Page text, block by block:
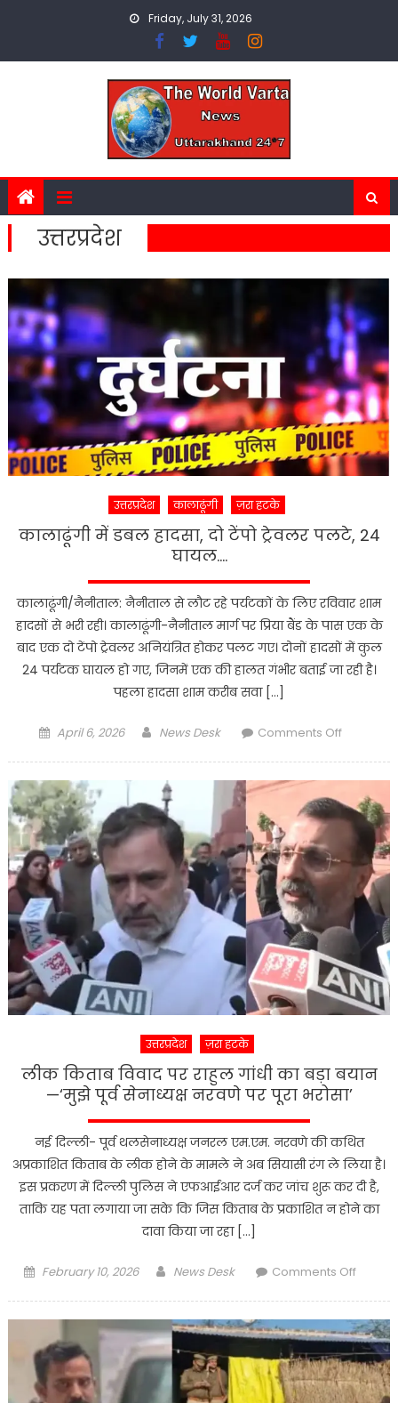
Friday, July 31, 2026
उत्तरप्रदेश
उत्तरप्रदेश कालाढूंगी ज़रा हटके
कालाढूंगी में डबल हादसा, दो टेंपो ट्रेवलर पलटे, 24
घायल….
कालाढूंगी/नैनीताल: नैनीताल से लौट रहे पर्यटकों के लिए रविवार शाम
हादसों से भरी रही। कालाढूंगी-नैनीताल मार्ग पर प्रिया बैंड के पास एक के
बाद एक दो टेंपो ट्रेवलर अनियंत्रित होकर पलट गए। दोनों हादसों में कुल
24 पर्यटक घायल हो गए, जिनमें एक की हालत गंभीर बताई जा रही है।
पहला हादसा शाम करीब सवा […]
Posted
April 6, 2026 Author
News Desk Comments Offon
डबल
हादसा,
ट्रेवलर
पलटे,
24
घायल….
उत्तरप्रदेश ज़रा हटके
लीक किताब विवाद पर राहुल गांधी का बड़ा बयान
—‘मुझे पूर्व सेनाध्यक्ष नरवणे पर पूरा भरोसा’
नई दिल्ली- पूर्व थलसेनाध्यक्ष जनरल एम.एम. नरवणे की कथित
अप्रकाशित किताब के लीक होने के मामले ने अब सियासी रंग ले लिया है।
इस प्रकरण में दिल्ली पुलिस ने एफआईआर दर्ज कर जांच शुरू कर दी है,
ताकि यह पता लगाया जा सके कि जिस किताब के प्रकाशित न होने का
दावा किया जा रहा […]
Posted
February 10, 2026 Author
News Desk Comments Offon
विवाद
पर
राहुल
गांधी